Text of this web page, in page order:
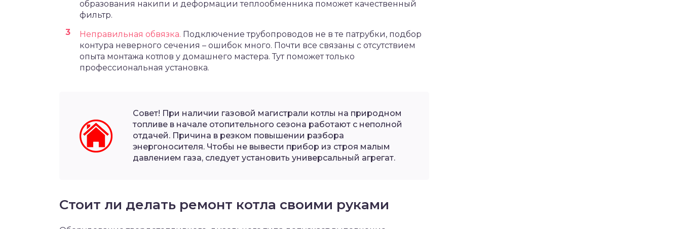
образования накипи и деформации теплообменника поможет качественный
фильтр.
Неправильная обвязка. Подключение трубопроводов не в те патрубки, подбор
контура неверного сечения – ошибок много. Почти все связаны с отсутствием
опыта монтажа котлов у домашнего мастера. Тут поможет только
профессиональная установка.
Совет! При наличии газовой магистрали котлы на природном
топливе в начале отопительного сезона работают с неполной
отдачей. Причина в резком повышении разбора
энергоносителя. Чтобы не вывести прибор из строя малым
давлением газа, следует установить универсальный агрегат.
Стоит ли делать ремонт котла своими руками